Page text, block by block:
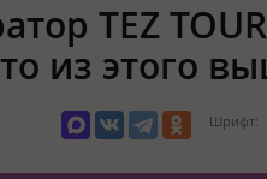
TEZ
из этого
Шрифт: